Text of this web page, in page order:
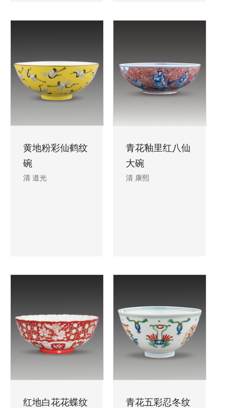
黄地粉彩仙鹤纹
碗
清 道光
青花釉里红八仙
大碗
清 康熙
红地白花花蝶纹
青花五彩忍冬纹